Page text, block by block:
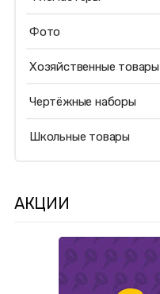
Фото
Хозяйственные товары
Чертёжные наборы
Школьные товары
АКЦИИ